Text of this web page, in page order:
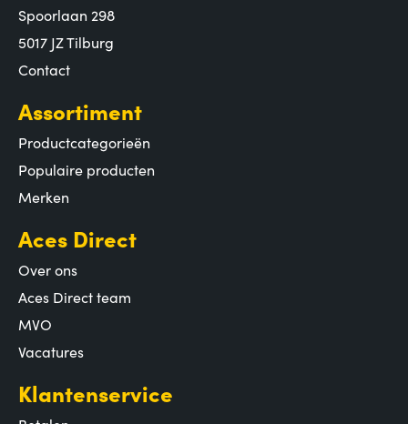
Spoorlaan 298
5017 JZ Tilburg
Contact
Assortiment
Productcategorieën
Populaire producten
Merken
Aces Direct
Over ons
Aces Direct team
MVO
Vacatures
Klantenservice